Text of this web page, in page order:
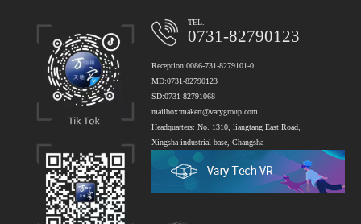
TEL.
0731-82790123
Reception:0086-731-8279101-0
MD:0731-82790123
SD:0731-82791068
mailbox:makert@varygroup.com
Headquarters: No. 1310, liangtang East Road,
Xingsha industrial base, Changsha